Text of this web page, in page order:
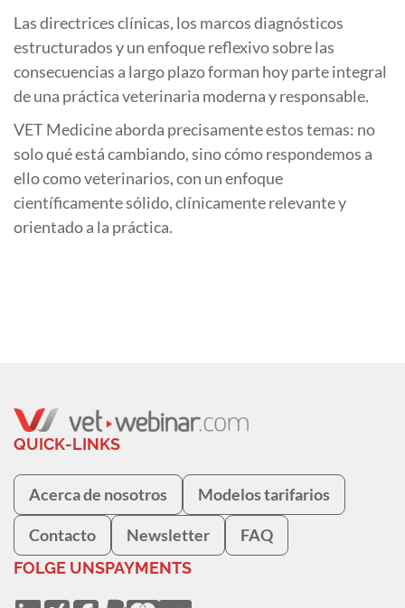
Las directrices clínicas, los marcos diagnósticos
estructurados y un enfoque reflexivo sobre las
consecuencias a largo plazo forman hoy parte integral
de una práctica veterinaria moderna y responsable.
VET Medicine aborda precisamente estos temas: no
solo qué está cambiando, sino cómo respondemos a
ello como veterinarios, con un enfoque
científicamente sólido, clínicamente relevante y
orientado a la práctica.
QUICK-LINKS
Acerca de nosotros Modelos tarifarios
Contacto Newsletter FAQ
FOLGE UNSPAYMENTS